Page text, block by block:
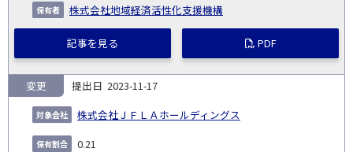
株式会社地域経済活性化支援機構
記事を見る PDF
2023-11-17
株式会社ＪＦＬＡホールディングス
変更
0.21